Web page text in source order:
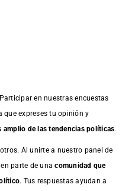
en nuestras encuestas
que expreses tu opinión y
de las tendencias políticas.
Al unirte a nuestro panel de
parte de unacomunidad que
. Tus respuestas ayudan a